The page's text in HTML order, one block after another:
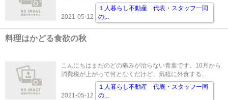
2021-05-12
１人暮らし不動産 代表・スタッフ一同
の...
料理はかどる食欲の秋
こんにちはまだのどの痛みが治らない青葉です。10月から
消費税が上がって何となくだけど、気軽に外食する...
2021-05-12
１人暮らし不動産 代表・スタッフ一同
の...